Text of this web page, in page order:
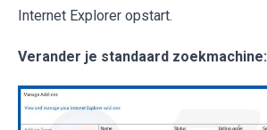
Internet Explorer opstart.
Verander je standaard zoekmachine: